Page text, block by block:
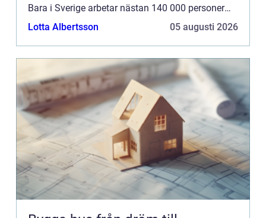
Bara i Sverige arbetar nästan 140 000 personer
inom fordon...
Lotta Albertsson 05 augusti 2026